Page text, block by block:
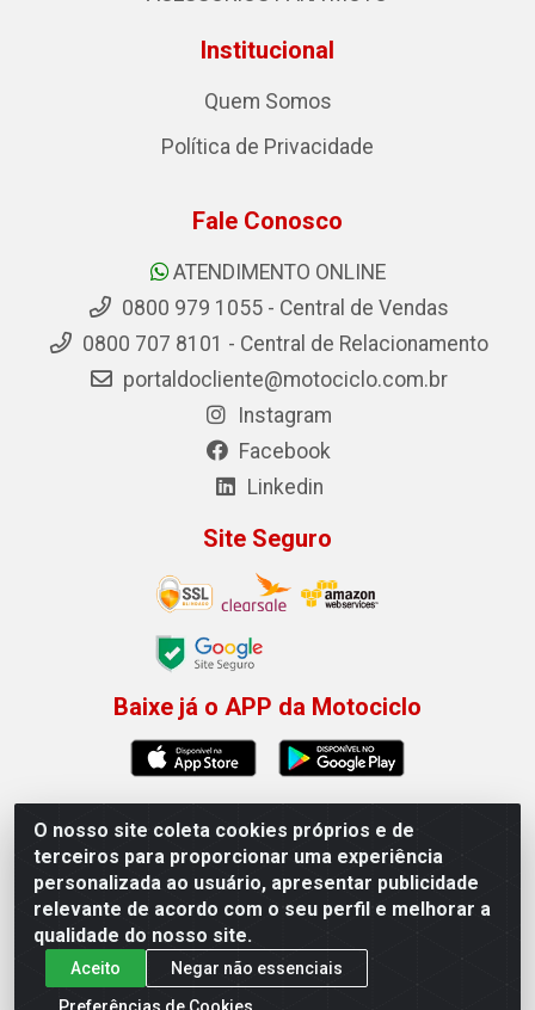
Permitir que a Motociclo envie notificações com
novidades e ofertas exclusivas.
Powered by SendPulse
×
O nosso site coleta cookies próprios e de
terceiros para proporcionar uma experiência
personalizada ao usuário, apresentar publicidade
relevante de acordo com o seu perfil e melhorar a
qualidade do nosso site.
Aceito
Negar não essenciais
Preferências de Cookies
Institucional
Quem Somos
Política de Privacidade
Fale Conosco
ATENDIMENTO ONLINE
0800 979 1055 - Central de Vendas
0800 707 8101 - Central de Relacionamento
portaldocliente@motociclo.com.br
Instagram
Facebook
Linkedin
Site Seguro
Baixe já o APP da Motociclo
Motociclo - Rua Francisco Sousa dos Santos, 731 -
Jardim Limoeiro, Serra/ES - CEP 29.164-153 - CNPJ
01.407.607/0001-53